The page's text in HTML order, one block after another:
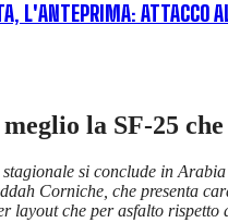
L'ANTEPRIMA: ATTACCO
la SF-25 che
si conclude in Arabia
Corniche, che presenta
layout che per asfalto rispetto